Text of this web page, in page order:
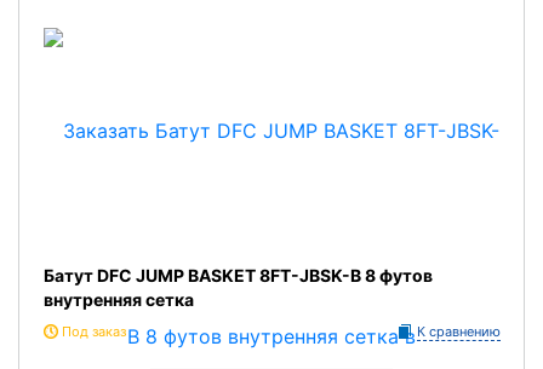
Батут DFC JUMP BASKET 8FT-JBSK-B 8 футов
внутренняя сетка
Под заказ К сравнению